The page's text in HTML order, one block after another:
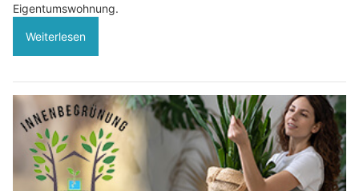
Eigentumswohnung.
Weiterlesen